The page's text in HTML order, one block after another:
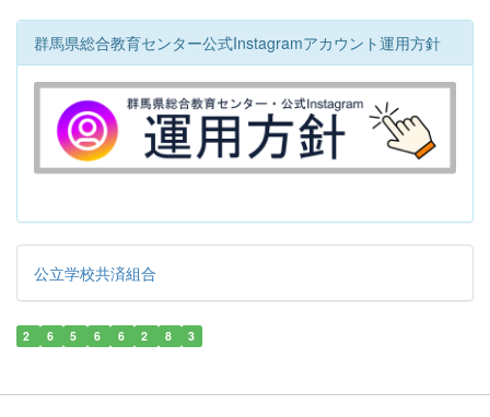
群馬県総合教育センター公式Instagramアカウント運用方針
公立学校共済組合
2 6 5 6 6 2 8 3